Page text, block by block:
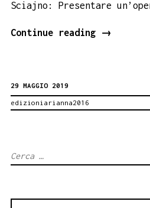
Sciajno: Presentare
Continue reading
Novità.
Davide
→
29 MAGGIO 2019
edizioniarianna2016
Ricerca